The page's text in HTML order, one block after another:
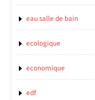
eau salle de bain
ecologique
economique
edf